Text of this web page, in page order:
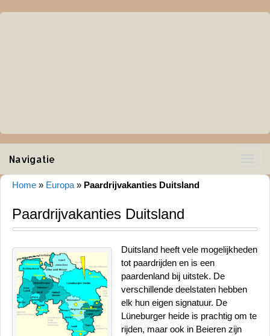
Navigatie
Home » Europa » Paardrijvakanties Duitsland
Paardrijvakanties Duitsland
Duitsland heeft vele mogelijkheden
tot paardrijden en is een
paardenland bij uitstek. De
verschillende deelstaten hebben
elk hun eigen signatuur. De
Lüneburger heide is prachtig om te
rijden, maar ook in Beieren zijn